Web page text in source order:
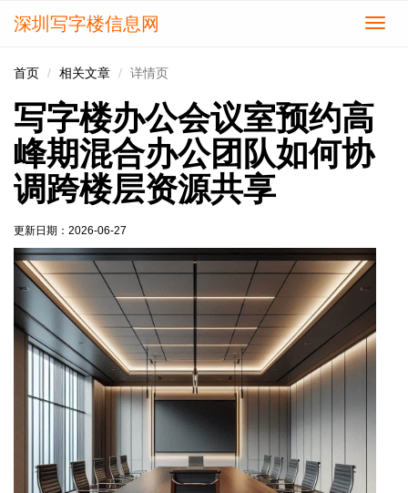
切
深圳写字楼信息网
首页 相关文章 详情页
写字楼办公会议室预约高
峰期混合办公团队如何协
调跨楼层资源共享
更新日期： 2026-06-27